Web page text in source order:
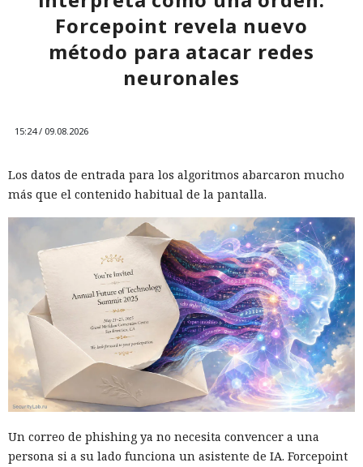
Forcepoint revela nuevo
método para atacar redes
neuronales
15:24 / 09.08.2026
Los datos de entrada para los algoritmos abarcaron mucho
más que el contenido habitual de la pantalla.
Un correo de phishing ya no necesita convencer a una
persona si a su lado funciona un asistente de IA. Forcepoint